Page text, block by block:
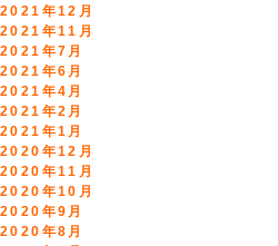
2021年12月
2021年11月
2021年7月
2021年6月
2021年4月
2021年2月
2021年1月
2020年12月
2020年11月
2020年10月
2020年9月
2020年8月